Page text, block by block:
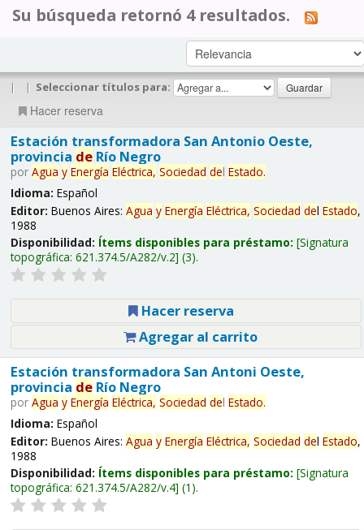
Su búsqueda retornó 4 resultados.
| | Seleccionar títulos para:
Hacer reserva
Estación transformadora San Antonio Oeste,
provincia deRío Negro
por Agua y Energía Eléctrica, Sociedad del Estado.
Idioma: Español
Editor: Buenos Aires: Agua y Energía Eléctrica, Sociedad del Estado,
1988
Disponibilidad: Ítems disponibles para préstamo: Signatura
topográfica: 621.374.5/A282/v.2 (3).
Hacer reserva
Agregar al carrito
Estación transformadora San Antoni Oeste,
provincia deRío Negro
por Agua y Energía Eléctrica, Sociedad del Estado.
Idioma: Español
Editor: Buenos Aires: Agua y Energía Eléctrica, Sociedad del Estado,
1988
Disponibilidad: Ítems disponibles para préstamo: Signatura
topográfica: 621.374.5/A282/v.4 (1).